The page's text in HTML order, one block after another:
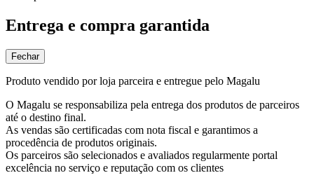
Entrega e compra garantida
Fechar
Produto vendido por loja parceira e entregue pelo Magalu
O Magalu se responsabiliza pela entrega dos produtos de parceiros
até o destino final.
As vendas são certificadas com nota fiscal e garantimos a
procedência de produtos originais.
Os parceiros são selecionados e avaliados regularmente portal
excelência no serviço e reputação com os clientes